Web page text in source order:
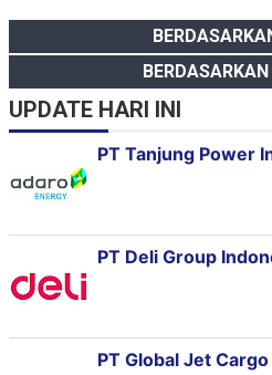
UPDATE HARI INI